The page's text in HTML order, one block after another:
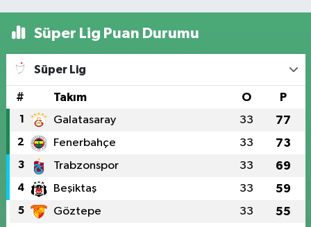
Süper Lig Puan Durumu
Süper Lig
# Takım O P
1 Galatasaray 33 77
2 Fenerbahçe 33 73
3 Trabzonspor 33 69
4 Beşiktaş 33 59
5 Göztepe 33 55